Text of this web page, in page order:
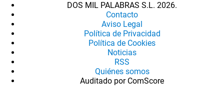
DOS MIL PALABRAS S.L. 2026.
Contacto
Aviso Legal
Política de Privacidad
Política de Cookies
Noticias
RSS
Quiénes somos
Auditado por ComScore